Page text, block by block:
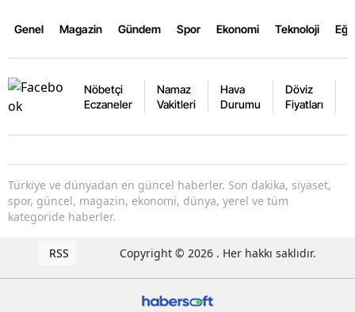
Genel Magazin Gündem Spor Ekonomi Teknoloji
Nöbetçi
Eczaneler
Namaz
Vakitleri
Hava
Durumu
Döviz
Fiyatları
Türkiye ve dünyadan en güncel haberler. Son dakika, siyaset,
spor, güncel, magazin, ekonomi, dünya, yerel ve tüm
kategoride haberler.
RSS Copyright © 2026 . Her hakkı saklıdır.